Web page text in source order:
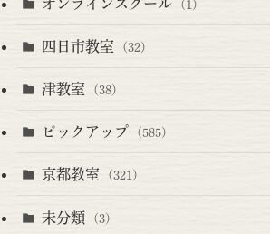
オンラインスクール (1)
四日市教室 (32)
津教室 (38)
ピックアップ (585)
京都教室 (321)
未分類 (3)